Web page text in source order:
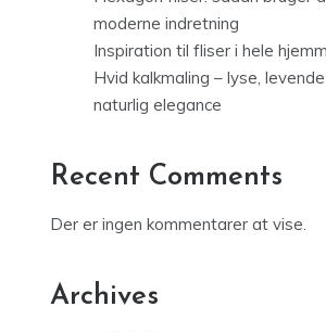
moderne indretning
Inspiration til fliser i hele
Hvid kalkmaling – lyse,
naturlig elegance
Recent Comments
Der er ingen kommentarer at vise.
Archives